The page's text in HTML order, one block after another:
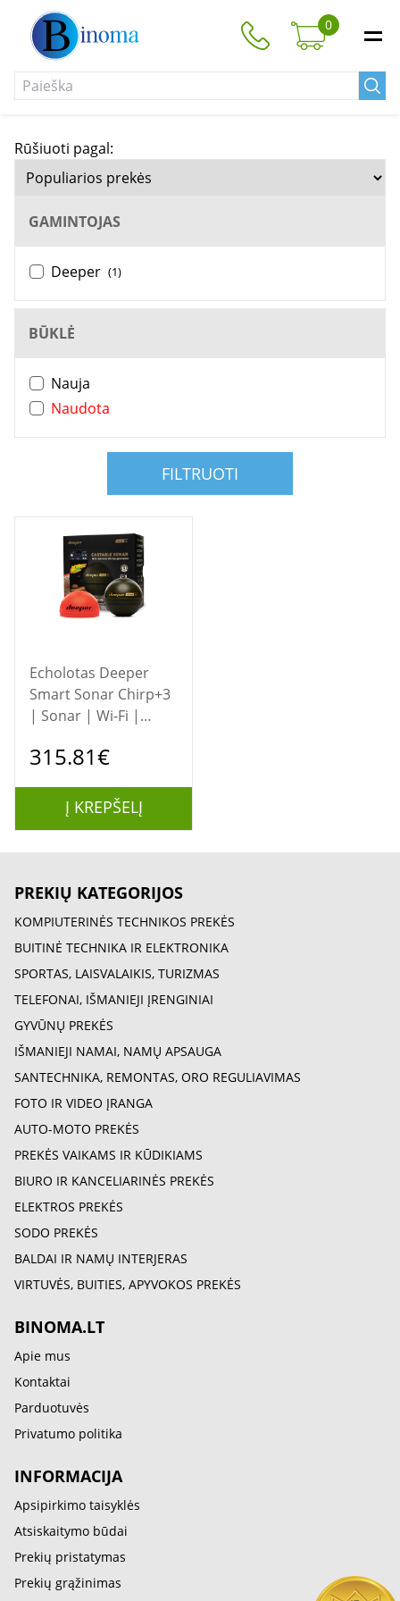
0
Rūšiuoti pagal:
GAMINTOJAS
Deeper (1)
BŪKLĖ
Nauja
Naudota
FILTRUOTI
Echolotas Deeper
Smart Sonar Chirp+3
| Sonar | Wi-Fi |
315.81€
Į KREPŠELĮ
PREKIŲ KATEGORIJOS
KOMPIUTERINĖS TECHNIKOS PREKĖS
BUITINĖ TECHNIKA IR ELEKTRONIKA
SPORTAS, LAISVALAIKIS, TURIZMAS
TELEFONAI, IŠMANIEJI ĮRENGINIAI
GYVŪNŲ PREKĖS
IŠMANIEJI NAMAI, NAMŲ APSAUGA
SANTECHNIKA, REMONTAS, ORO REGULIAVIMAS
FOTO IR VIDEO ĮRANGA
AUTO-MOTO PREKĖS
PREKĖS VAIKAMS IR KŪDIKIAMS
BIURO IR KANCELIARINĖS PREKĖS
ELEKTROS PREKĖS
SODO PREKĖS
BALDAI IR NAMŲ INTERJERAS
VIRTUVĖS, BUITIES, APYVOKOS PREKĖS
BINOMA.LT
Apie mus
Kontaktai
Parduotuvės
Privatumo politika
INFORMACIJA
Apsipirkimo taisyklės
Atsiskaitymo būdai
Prekių pristatymas
Prekių grąžinimas